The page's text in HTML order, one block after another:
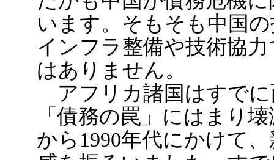
います。そもそも中国
インフラ整備や技術協
はありません。
アフリカ諸国はすでに
「債務の罠」にはまり
から1990年代にかけて